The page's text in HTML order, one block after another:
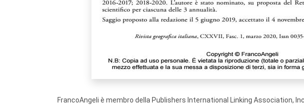
FrancoAngeli è membro della Publishers International Linking Association,